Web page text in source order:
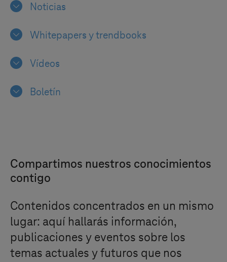
Noticias
Whitepapers y trendbooks
Vídeos
Boletín
Compartimos nuestros conocimientos
contigo
Contenidos concentrados en un mismo
lugar: aquí hallarás información,
publicaciones y eventos sobre los
temas actuales y futuros que nos